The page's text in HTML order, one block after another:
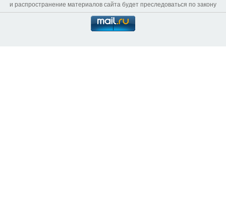
и распространение материалов сайта будет преследоваться по закону